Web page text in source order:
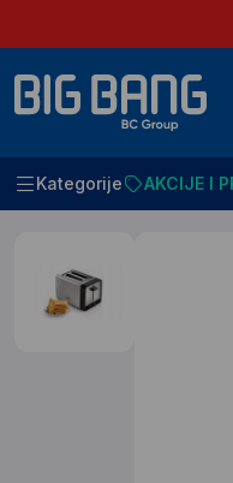
Kategorije AKCIJE I
Početna Mali kucni aparati